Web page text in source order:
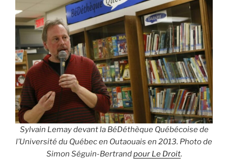
Sylvain Lemay devant la BéDéthèque Québécoise de
l’Université du Québec en Outaouais en 2013. Photo de
Simon Séguin-Bertrandpour Le Droit.